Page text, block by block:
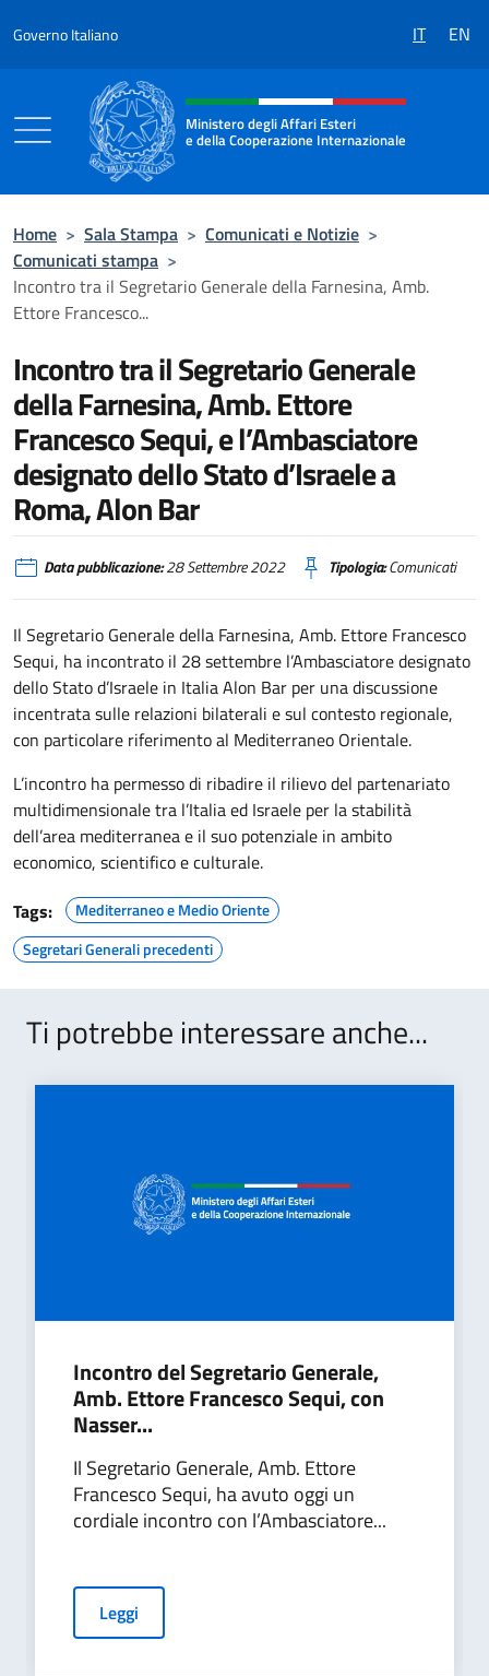
Governo Italiano IT EN
Intestazione sito, social e menù
Ministero degli Affari Esteri
e della Cooperazione Internazionale
Home > Sala Stampa > Comunicati e Notizie >
Comunicati stampa >
Incontro tra il Segretario Generale della Farnesina, Amb.
Ettore Francesco...
Incontro tra il Segretario Generale
della Farnesina, Amb. Ettore
Francesco Sequi, e l’Ambasciatore
designato dello Stato d’Israele a
Roma, Alon Bar
Data pubblicazione:28 Settembre 2022 Tipologia:Comunicati
Il Segretario Generale della Farnesina, Amb. Ettore Francesco
Sequi, ha incontrato il 28 settembre l’Ambasciatore designato
dello Stato d’Israele in Italia Alon Bar per una discussione
incentrata sulle relazioni bilaterali e sul contesto regionale,
con particolare riferimento al Mediterraneo Orientale.
L’incontro ha permesso di ribadire il rilievo del partenariato
multidimensionale tra l’Italia ed Israele per la stabilità
dell’area mediterranea e il suo potenziale in ambito
economico, scientifico e culturale.
Tags:
Mediterraneo e Medio Oriente
Segretari Generali precedenti
Ti potrebbe interessare anche...
Incontro del Segretario Generale,
Amb. Ettore Francesco Sequi, con
Nasser...
Il Segretario Generale, Amb. Ettore
Francesco Sequi, ha avuto oggi un
cordiale incontro con l’Ambasciatore...
Leggi